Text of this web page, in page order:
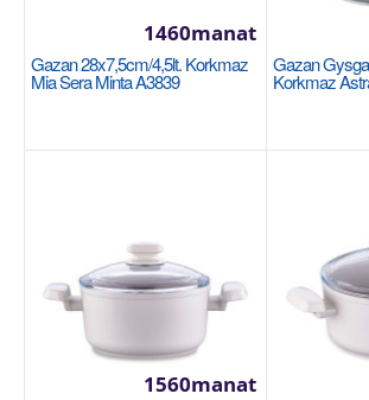
Gazan 24x7cm / 2.8л Korkmaz
Размеры: 24х7 см - 2,8 литра
+Garşylaşdyrmaga
+Halananlara goş
Gazan 28x7,5cm/4,5lt. Korkmaz
Mia Sera Minta A3839
1460manat
Gazan
Korkmaz
1560manat